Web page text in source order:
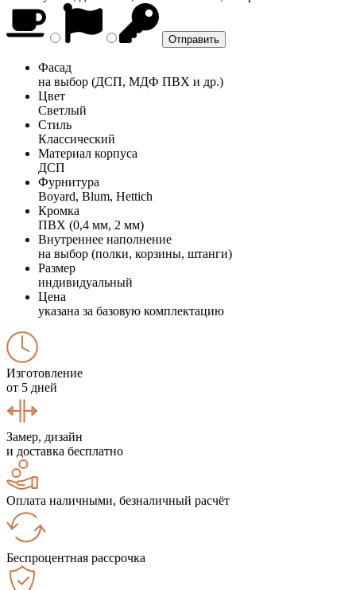
Фасад
на выбор (ДСП, МДФ ПВХ и др.)
Цвет
Светлый
Стиль
Классический
Материал корпуса
ДСП
Фурнитура
Boyard, Blum, Hettich
Кромка
ПВХ (0,4 мм, 2 мм)
Внутреннее наполнение
на выбор (полки, корзины, штанги)
Размер
индивидуальный
Цена
указана за базовую комплектацию
Изготовление
от 5 дней
Замер, дизайн
и доставка бесплатно
Оплата наличными, безналичный расчёт
Беспроцентная рассрочка